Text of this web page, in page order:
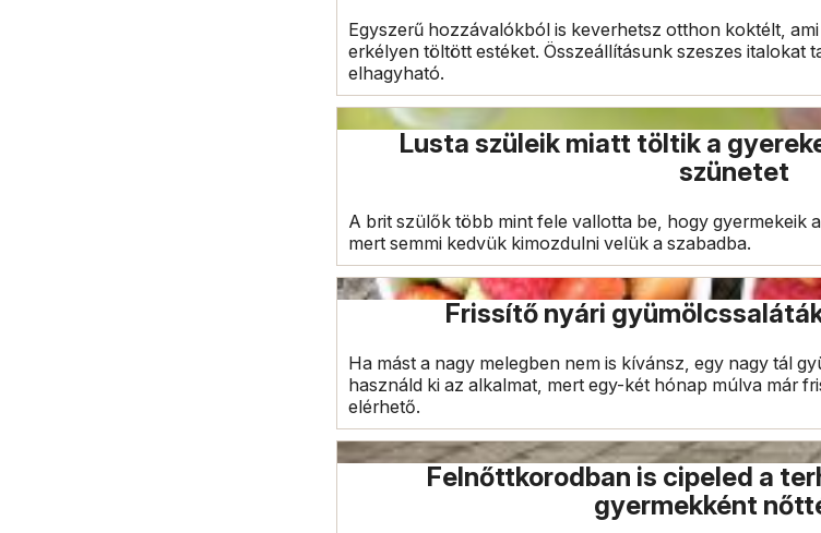
Egyszerű hozzávalókból is keverhetsz otthon koktélt,
erkélyen töltött estéket. Összeállításunk szeszes italokat
elhagyható.
Lusta szüleik miatt töltik a
szünetet
A brit szülők több mint fele vallotta be, hogy gyermekeik
mert semmi kedvük kimozdulni velük a szabadba.
Frissítő nyári
Ha mást a nagy melegben nem is kívánsz, egy nagy tál
használd ki az alkalmat, mert egy-két hónap múlva már
elérhető.
Felnőttkorodban is cipeled a
gyermekként